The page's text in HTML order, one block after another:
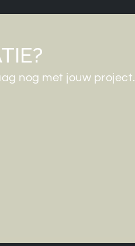
nog met jouw project.